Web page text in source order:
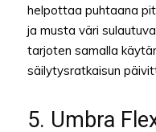
helpottaa puhtaana
ja musta väri
tarjoten samalla
säilytysratkaisun
5. Umbra